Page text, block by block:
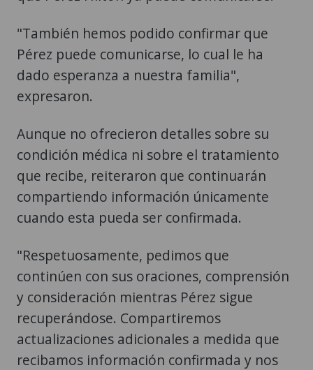
"También hemos podido confirmar que
Pérez puede comunicarse, lo cual le ha
dado esperanza a nuestra familia",
expresaron.
Aunque no ofrecieron detalles sobre su
condición médica ni sobre el tratamiento
que recibe, reiteraron que continuarán
compartiendo información únicamente
cuando esta pueda ser confirmada.
"Respetuosamente, pedimos que
continúen con sus oraciones, comprensión
y consideración mientras Pérez sigue
recuperándose. Compartiremos
actualizaciones adicionales a medida que
recibamos información confirmada y nos